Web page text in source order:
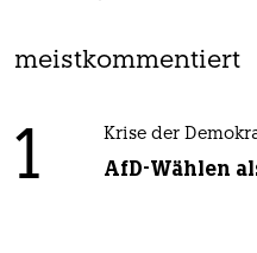
meistkommentiert
1 Krise der
AfD-Wählen